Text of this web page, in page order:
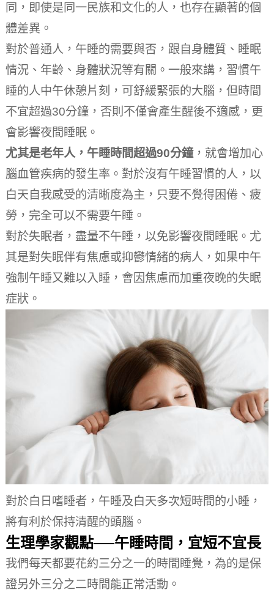
同，即使是同一民族和文化的人，也存在顯著的個
體差異。
對於普通人，午睡的需要與否，跟自身體質、睡眠
情況、年齡、身體狀況等有關。 一般來講，習慣午
睡的人中午休憩片刻，可舒緩緊張的大腦，但時間
不宜超過30分鐘，否則不僅會產生醒後不適感，更
會影響夜間睡眠。
尤其是老年人，午睡時間超過90分鐘，就會增加心
腦血管疾病的發生率。 對於沒有午睡習慣的人，以
白天自我感受的清晰度為主，只要不覺得困倦、疲
勞，完全可以不需要午睡。
對於失眠者，盡量不午睡，以免影響夜間睡眠。 尤
其是對失眠伴有焦慮或抑鬱情緒的病人，如果中午
強制午睡又難以入睡，會因焦慮而加重夜晚的失眠
症狀。
對於白日嗜睡者，午睡及白天多次短時間的小睡，
將有利於保持清醒的頭腦。
生理學家觀點──午睡時間，宜短不宜長
我們每天都要花約三分之一的時間睡覺，為的是保
證另外三分之二時間能正常活動。